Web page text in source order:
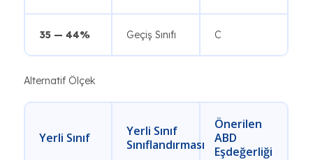
35 — 44% Geçiş Sınıfı C
Alternatif Ölçek
Yerli Sınıf
Yerli Sınıf
Sınıflandırması
Önerilen
ABD
Eşdeğerliği